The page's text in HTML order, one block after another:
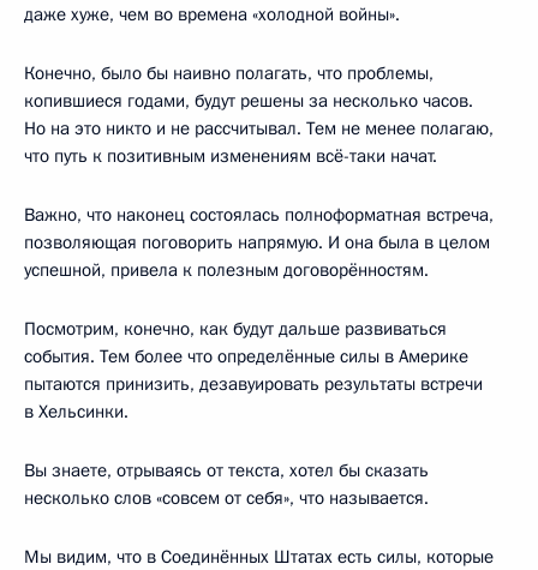
даже хуже, чем во времена «холодной войны».
Конечно, было бы наивно полагать, что проблемы,
копившиеся годами, будут решены за несколько часов.
Но на это никто и не рассчитывал. Тем не менее полагаю,
что путь к позитивным изменениям всё-таки начат.
Важно, что наконец состоялась полноформатная встреча,
позволяющая поговорить напрямую. И она была в целом
успешной, привела к полезным договорённостям.
Посмотрим, конечно, как будут дальше развиваться
события. Тем более что определённые силы в Америке
пытаются принизить, дезавуировать результаты встречи
в Хельсинки.
Вы знаете, отрываясь от текста, хотел бы сказать
несколько слов «совсем от себя», что называется.
Мы видим, что в Соединённых Штатах есть силы, которые